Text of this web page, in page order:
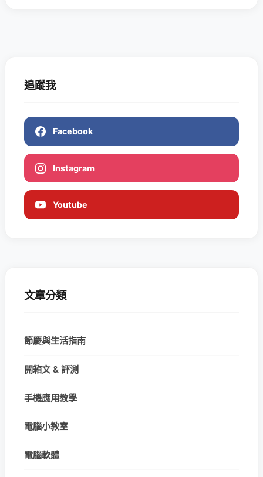
追蹤我
Facebook
Instagram
Youtube
文章分類
節慶與生活指南
開箱文 & 評測
手機應用教學
電腦小教室
電腦軟體